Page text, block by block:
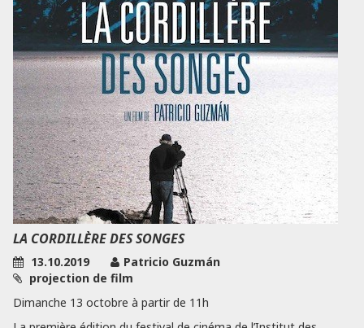
LA CORDILLÈRE DES SONGES
13.10.2019
Patricio Guzmán
projection de film
Dimanche 13 octobre à partir de 11h